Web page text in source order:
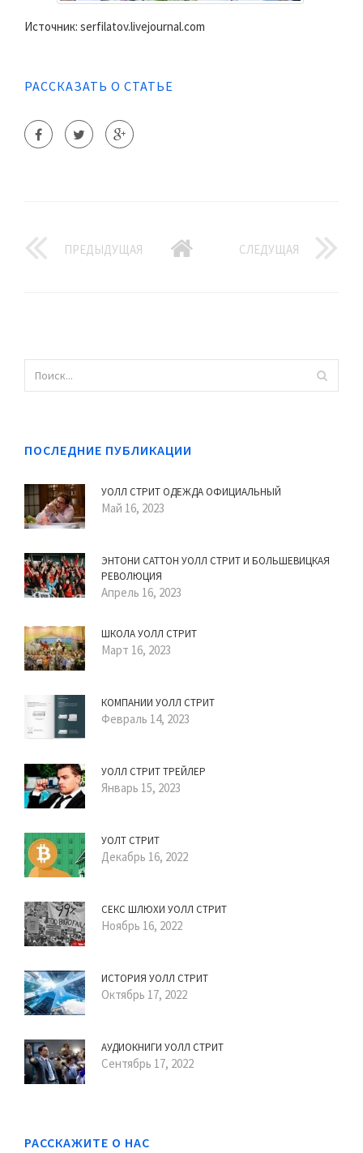
Источник: serfilatov.livejournal.com
РАССКАЗАТЬ О СТАТЬЕ
ПРЕДЫДУЩАЯ СЛЕДУЩАЯ
ПОСЛЕДНИЕ ПУБЛИКАЦИИ
УОЛЛ СТРИТ ОДЕЖДА ОФИЦИАЛЬНЫЙ
Май 16, 2023
ЭНТОНИ САТТОН УОЛЛ СТРИТ И БОЛЬШЕВИЦКАЯ
РЕВОЛЮЦИЯ
Апрель 16, 2023
ШКОЛА УОЛЛ СТРИТ
Март 16, 2023
КОМПАНИИ УОЛЛ СТРИТ
Февраль 14, 2023
УОЛЛ СТРИТ ТРЕЙЛЕР
Январь 15, 2023
УОЛТ СТРИТ
Декабрь 16, 2022
СЕКС ШЛЮХИ УОЛЛ СТРИТ
Ноябрь 16, 2022
ИСТОРИЯ УОЛЛ СТРИТ
Октябрь 17, 2022
АУДИОКНИГИ УОЛЛ СТРИТ
Сентябрь 17, 2022
РАССКАЖИТЕ О НАС